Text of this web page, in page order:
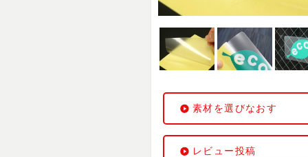
素材を選びなおす
レビュー投稿